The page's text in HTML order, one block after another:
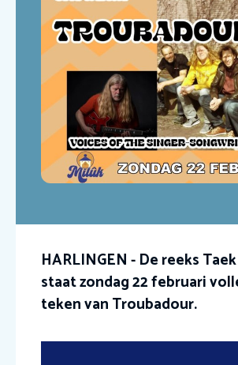
HARLINGEN - De reeks
staat zondag 22 februari
teken van Troubadour.